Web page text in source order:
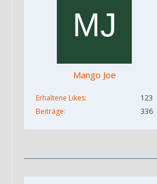
Mango Joe
Erhaltene Likes
123
Beiträge
336